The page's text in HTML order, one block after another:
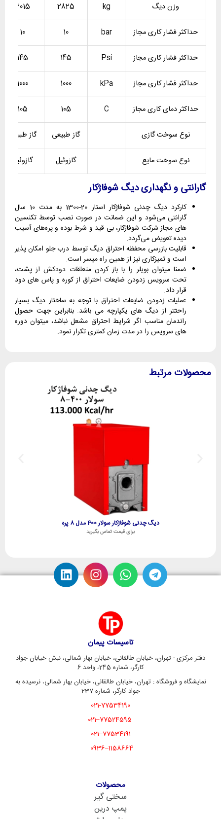
وزن دیگ kg
2825
3015
حداکثر فشار کاری مجاز bar
10
10
حداکثر فشار کاری مجاز Psi
145
145
حداکثر فشار کاری مجاز kPa
1000
1000
حداکثر دمای کاری مجاز C
105
105
نوع سوخت گازی گاز طبیعی گاز طبیعی
نوع سوخت مایع گازوئیل گازوئیل
گارانتی و نگهداری دیگ شوفاژکار
کارکرد دیگ چدنی شوفاژکار استار 20-1300 به مدت 10 سال
گارانتی می‌شود و این ضمانت در صورت نصب توسط تکنسین
های مجاز شرکت شوفاژکار، بی قید و شرط بوده و پره‌های آسیب
دیده تعویض می‌گردد.
قابلیت بازرسی محفظه احتراق دیگ توسط درب جلو امکان پذیر
است و تمیزکاری نیز از همین راه میسر است.
ضمنا میتوان بویلر را با باز کردن متعلقات دودکش از پشت،
تحت سرویس زدودن ضایعات احتراق از کوره و پاس های دود
قرار داد.
عملیات زدودن ضایعات احتراق با توجه به ساختار دیگ بسیار
راحتتر از دیگ های یکپارچه می باشد. بنابراین جهت حصول
راندمان مناسب اگر شرایط احتراق مشعل نباشد، میتوان دوره
های سرویس را در مدت زمان کمتری تکرار نمود.
محصولات مرتبط
دیگ چدنی شوفاژکار سولار 400 مدل 8 پره
برای قیمت تماس بگیرید
تاسیسات پیمان
دفتر مرکزی : تهران، خیابان طالقانی، خیابان بهار شمالی، نبش خیابان جواد
کارگر، شماره 245، واحد 6
نمایشگاه و فروشگاه : تهران، خیابان طالقانی، خیابان بهار شمالی، نرسیده به
جواد کارگر، شماره 237
021-77534190
77524595–021
77534191–021
1158664–0936
محصولات
سختی گیر
پمپ درین